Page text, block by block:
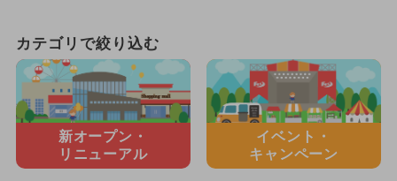
カテゴリで絞り込む
新オープン・
リニューアル
イベント・
キャンペーン